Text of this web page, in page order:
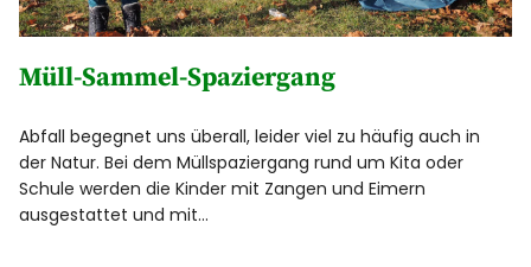
Müll-Sammel-Spaziergang
Abfall begegnet uns überall, leider viel zu häufig auch in
der Natur. Bei dem Müllspaziergang rund um Kita oder
Schule werden die Kinder mit Zangen und Eimern
ausgestattet und mit…